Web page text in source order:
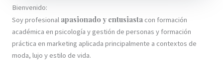
Bienvenido:
Soy profesional apasionado y entusiasta con formación
académica en psicología y gestión de personas y formación
práctica en marketing aplicada principalmente a contextos de
moda, lujo y estilo de vida.